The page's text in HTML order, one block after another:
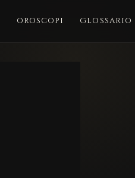
OROSCOPI GLOSSARIO